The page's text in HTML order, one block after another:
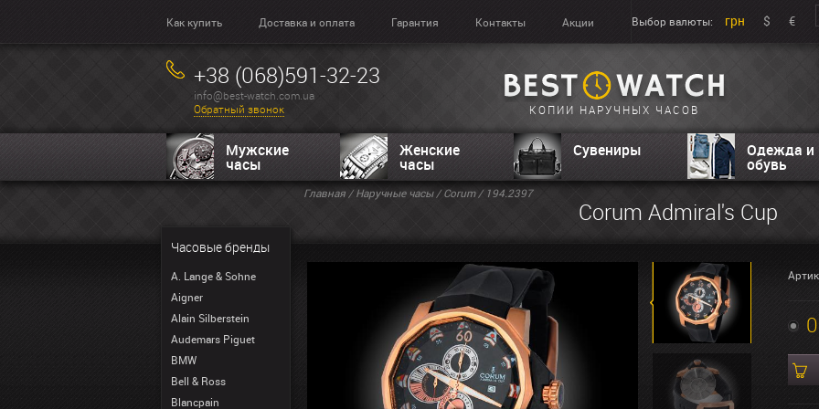
Как купить Доставка и оплата Гарантия Контакты Акции Выбор валюты: грн $ €
+38 (068)591-32-23
info@best-watch.com.ua
Обратный звонок
КОПИИ НАРУЧНЫХ ЧАСОВ
Мужские
часы
Женские
часы
Сувениры Одежда и
обувь
Часовые бренды
A. Lange & Sohne
Aigner
Alain Silberstein
Audemars Piguet
BMW
Bell & Ross
Blancpain
Главная/Наручные часы/Corum/ 194.2397
Corum Admiral's Cup
0